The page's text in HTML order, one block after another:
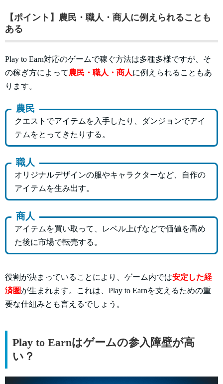
【ポイント】農民・職人・商人に例えられることも
ある
Play to Earn対応のゲームで稼ぐ方法は多種多様ですが、そ
の稼ぎ方によって農民・職人・商人に例えられることもあ
ります。
農民
クエストでアイテムを入手したり、ダンジョンでアイ
テムをとってきたりする。
職人
オリジナルデザインの服やキャラクターなど、自作の
アイテムを生み出す。
商人
アイテムを買い取って、レベル上げなどで価値を高め
た後に市場で転売する。
役割が決まっていることにより、ゲーム内では安定した経
済圏が生まれます。これは、Play to Earnを支えるための重
要な仕組みとも言えるでしょう。
Play to Earnはゲームの参入障壁が高
い？